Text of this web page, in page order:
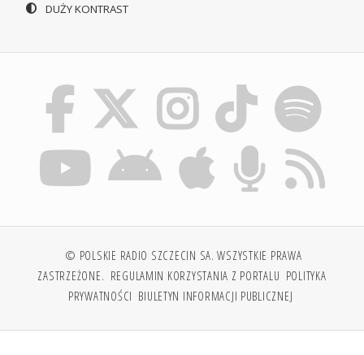
DUŻY KONTRAST
© POLSKIE RADIO SZCZECIN SA. WSZYSTKIE PRAWA
ZASTRZEŻONE. REGULAMIN KORZYSTANIA Z PORTALU POLITYKA
PRYWATNOŚCI BIULETYN INFORMACJI PUBLICZNEJ